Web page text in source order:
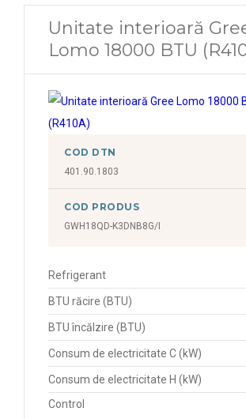
Unitate interioară
Lomo 18000 BTU
COD DTN
401.90.1803
COD PRODUS
GWH18QD-K3DNB8G/I
Refrigerant
BTU răcire (BTU)
BTU încălzire (BTU)
Consum de electricitate C (kW)
Consum de electricitate H (kW)
Control